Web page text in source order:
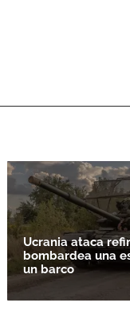
Ucrania ataca
bombardea una
un barco